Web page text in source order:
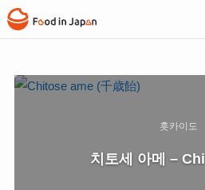
홋카이도
치토세 아메 –